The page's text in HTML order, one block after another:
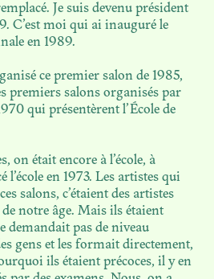
Je suis devenu président
C’est moi qui ai inauguré le
en 1989.
ce premier salon de 1985,
premiers salons organisés par
qui présentèrent l’École de
on était encore à l’école, à
l’école en 1973. Les artistes qui
salons, c’étaient des artistes
de notre âge. Mais ils étaient
demandait pas de niveau
gens et les formait directement,
ils étaient précoces, il y en